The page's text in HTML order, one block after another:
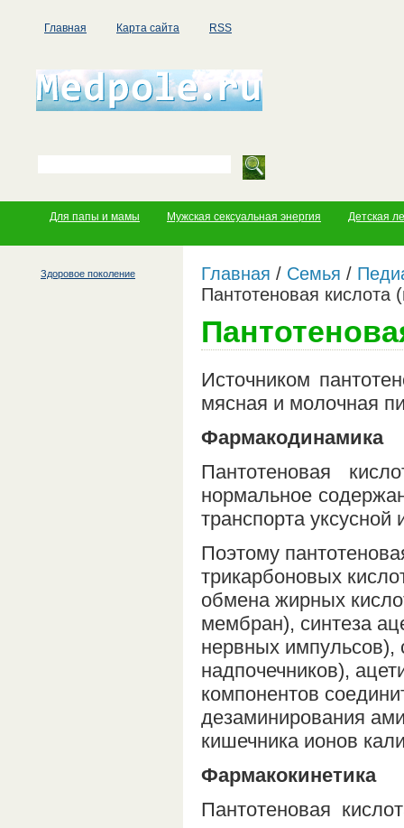
Главная Карта сайта RSS
Для папы и мамы Мужская сексуальная энергия Детская
Здоровое поколение Главная / Семья /
Пантотеновая кислота
Источником
мясная и молочная
Фармакодинамика
Пантотеновая
нормальное
транспорта уксусной
Поэтому
трикарбоновых
обмена жирных
мембран), синтеза
нервных импульсов),
надпочечников),
компонентов
дезаминирования
кишечника ионов
Фармакокинетика
Пантотеновая